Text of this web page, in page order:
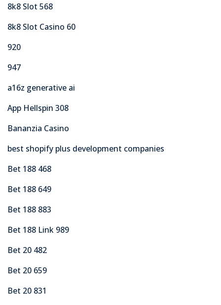
8k8 Slot 568
8k8 Slot Casino 60
920
947
a16z generative ai
App Hellspin 308
Bananzia Casino
best shopify plus development companies
Bet 188 468
Bet 188 649
Bet 188 883
Bet 188 Link 989
Bet 20 482
Bet 20 659
Bet 20 831